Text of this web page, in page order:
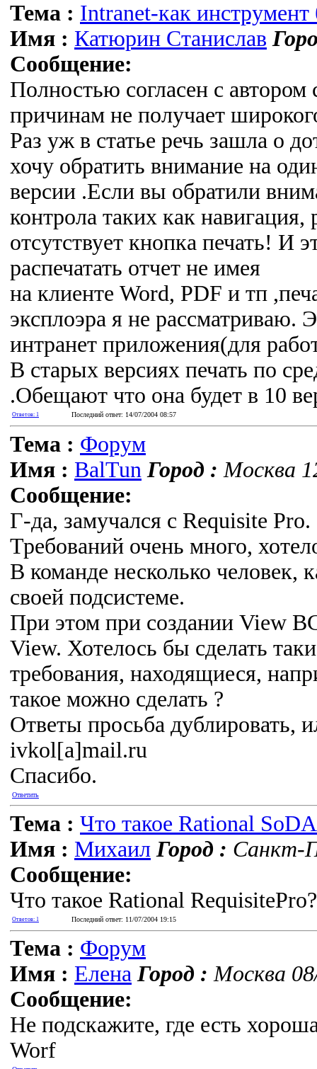
Тема : Intranet-как инструмент
Имя : Катюрин Станислав
Сообщение:
Полностью согласен с автором
причинам не получает
Раз уж в статье речь зашла о
хочу обратить внимание на
версии .Если вы обратили
контрола таких как
отсутствует кнопка печать! И
распечатать отчет не имея
на клиенте Word, PDF и тп
эксплоэра я не
интранет приложения(для
В старых версиях печать по
.Обещают что она будет в 10
Ответов: 1 Последний ответ: 14/07/2004 08:57
Тема : Форум
Имя : BalTun Город : Москва
Сообщение:
Г-да, замучался с Requisite Pro.
Требований очень много,
В команде несколько человек,
своей подсистеме.
При этом при создании View
View. Хотелось бы сделать
требования, находящиеся,
такое можно сделать ?
Ответы просьба дублировать,
ivkol[а]mail.ru
Спасибо.
Ответить
Тема : Что такое Rational SoDA
Имя : Михаил Город : Санкт-
Сообщение:
Что такое Rational RequisitePro?
Ответов: 1 Последний ответ: 11/07/2004 19:15
Тема : Форум
Имя : Елена Город : Москва
Сообщение:
Не подскажите, где есть
Worf